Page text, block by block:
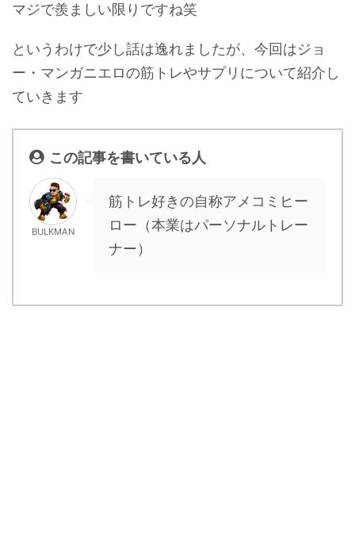
マジで羨ましい限りですね笑
というわけで少し話は逸れましたが、今回はジョ
ー・マンガニエロの筋トレやサプリについて紹介し
ていきます
この記事を書いている人
BULKMAN
筋トレ好きの自称アメコミヒー
ロー（本業はパーソナルトレー
ナー）